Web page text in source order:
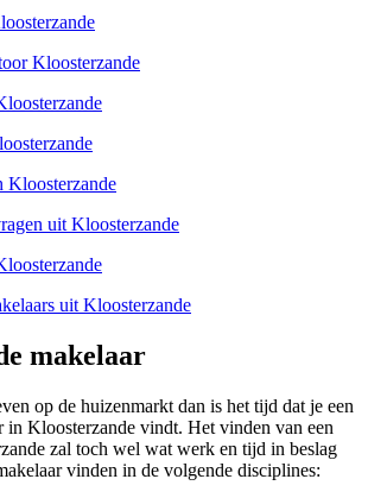
Kloosterzande
Kloosterzande
uit Kloosterzande
uit Kloosterzande
makelaar
op de huizenmarkt dan is het tijd dat je een
in Kloosterzande vindt. Het vinden van een
zal toch wel wat werk en tijd in beslag
vinden in de volgende disciplines: